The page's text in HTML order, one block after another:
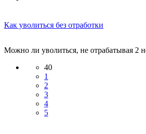
Как уволиться без отработки
Можно ли уволиться, не отрабатывая 2
40
1
2
3
4
5